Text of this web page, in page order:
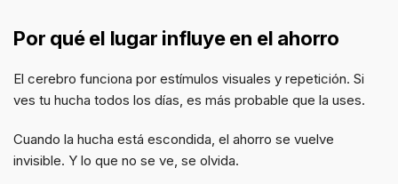
Por qué el lugar influye en el ahorro
El cerebro funciona por estímulos visuales y repetición. Si
ves tu hucha todos los días, es más probable que la uses.
Cuando la hucha está escondida, el ahorro se vuelve
invisible. Y lo que no se ve, se olvida.